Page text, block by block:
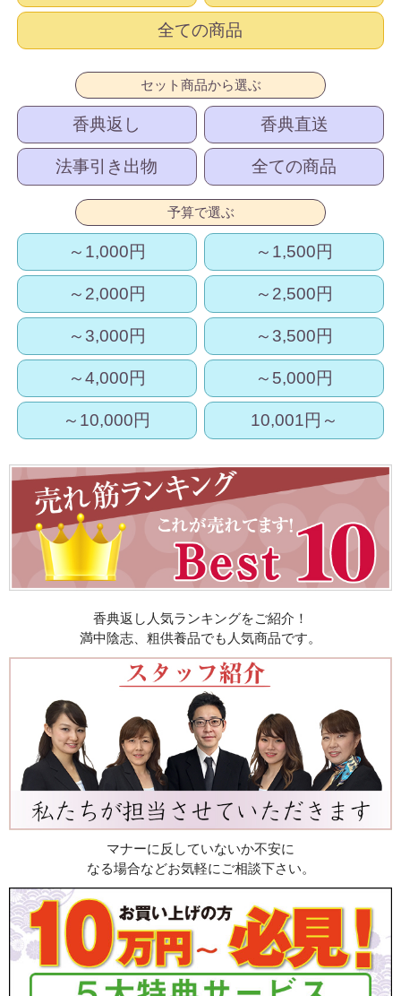
全ての商品
セット商品から選ぶ
香典返し 香典直送
法事引き出物 全ての商品
予算で選ぶ
～1,000円 ～1,500円
～2,000円 ～2,500円
～3,000円 ～3,500円
～4,000円 ～5,000円
～10,000円 10,001円～
香典返し人気ランキングをご紹介！
満中陰志、粗供養品でも人気商品です。
マナーに反していないか不安に
なる場合などお気軽にご相談下さい。